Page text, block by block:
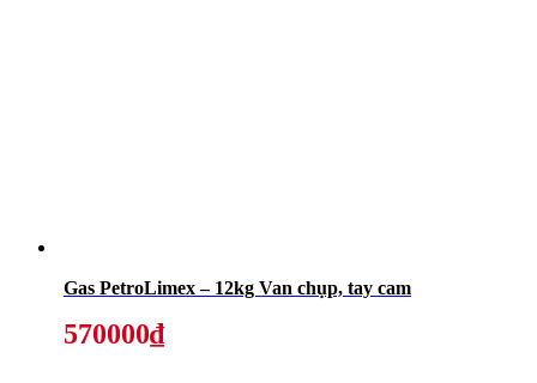
Gas PetroLimex – 12kg Van chụp, tay cam
570000₫